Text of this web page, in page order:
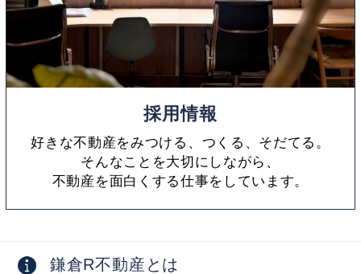
採用情報
好きな不動産をみつける、つくる、そだてる。
そんなことを大切にしながら、
不動産を面白くする仕事をしています。
鎌倉R不動産とは